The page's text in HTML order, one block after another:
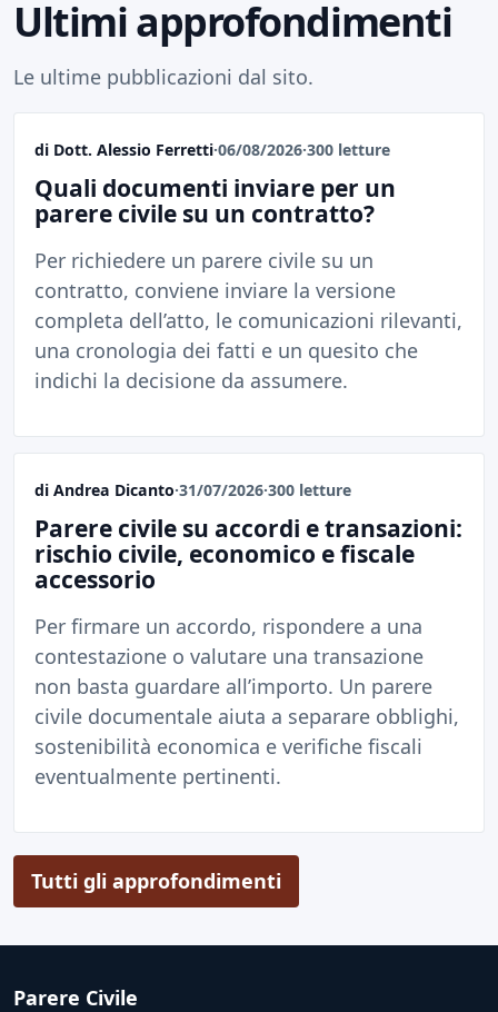
Ultimi approfondimenti
Le ultime pubblicazioni dal sito.
di Dott. Alessio Ferretti·06/08/2026·300 letture
Quali documenti inviare per un
parere civile su un contratto?
Per richiedere un parere civile su un
contratto, conviene inviare la versione
completa dell’atto, le comunicazioni rilevanti,
una cronologia dei fatti e un quesito che
indichi la decisione da assumere.
di Andrea Dicanto·31/07/2026·300 letture
Parere civile su accordi e transazioni:
rischio civile, economico e fiscale
accessorio
Per firmare un accordo, rispondere a una
contestazione o valutare una transazione
non basta guardare all’importo. Un parere
civile documentale aiuta a separare obblighi,
sostenibilità economica e verifiche fiscali
eventualmente pertinenti.
Tutti gli approfondimenti
Parere Civile